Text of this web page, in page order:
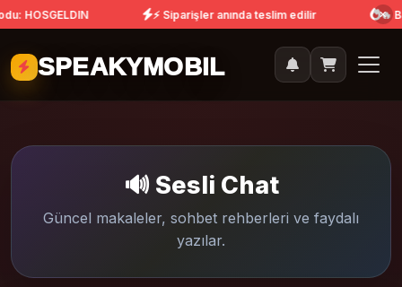
HOSGELDIN ⚡ Siparişler anında teslim edilir 🔥
SPEAKYMOBIL
🔊 Sesli Chat
Güncel makaleler, sohbet rehberleri ve faydalı
yazılar.